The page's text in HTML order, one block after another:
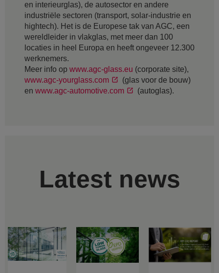
en interieurglas), de autosector en andere
industriële sectoren (transport, solar-industrie en
hightech). Het is de Europese tak van AGC, een
wereldleider in vlakglas, met meer dan 100
locaties in heel Europa en heeft ongeveer 12.300
werknemers.
Meer info op www.agc-glass.eu (corporate site),
www.agc-yourglass.com
(glas voor de bouw)
en www.agc-automotive.com (autoglas).
Latest news